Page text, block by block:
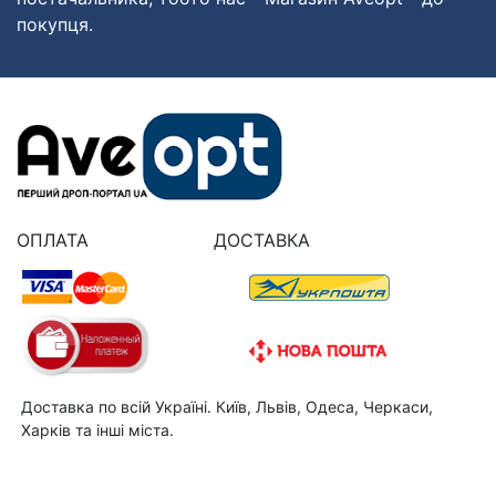
покупця.
ОПЛАТА ДОСТАВКА
Доставка по всій Україні. Київ, Львів, Одеса, Черкаси,
Харків та інші міста.